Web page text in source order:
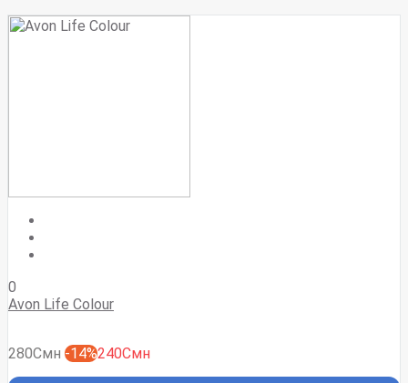
0
Avon Life Colour
280Смн -14%240Смн